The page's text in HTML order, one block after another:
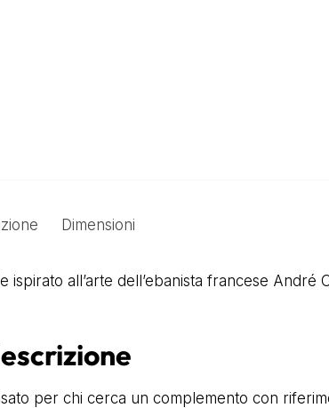
Dimensioni
all’arte dell’ebanista francese André
per chi cerca un complemento con